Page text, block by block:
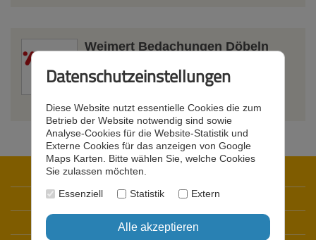
Weimert Bedachungen Döbeln
Mastener Straße 32,04720
Weitere Informationen
Startseite
Datenschutz
Impressum
Datenschutzeinstellungen
Diese Website nutzt essentielle Cookies die zum
Betrieb der Website notwendig sind sowie
Analyse-Cookies für die Website-Statistik und
Externe Cookies für das anzeigen von Google
Maps Karten. Bitte wählen Sie, welche Cookies
Sie zulassen möchten.
Essenziell
Statistik Extern